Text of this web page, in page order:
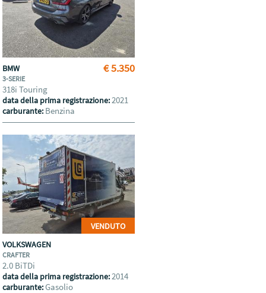
€ 5.350
BMW
3-SERIE
318i Touring
data della prima registrazione:2021
carburante: Benzina
VENDUTO
VOLKSWAGEN
CRAFTER
2.0 BiTDi
data della prima registrazione:2014
carburante:Gasolio